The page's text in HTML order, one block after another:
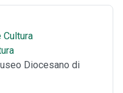
Cultura
Diocesano di